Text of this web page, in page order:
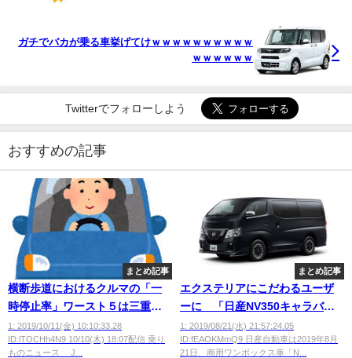
ガチでバカが乗る車挙げてけｗｗｗｗｗｗｗｗｗｗ
ｗｗｗｗｗｗ
Twitterでフォローしよう
おすすめの記事
まとめ記事
横断歩道におけるクルマの「一
時停止率」ワースト５は三重、
青森、京都、富山、東京 JAF全
国調査
1: 2019/10/11(金) 10:10:33.28
ID:lTOCHh4N9 10/10(木) 18:07配信 乗り
ものニュース J...
まとめ記事
エクステリアにこだわるユーザ
ーに 「日産NV350キャラバ
ン」の特別仕様車発売
1: 2019/08/21(水) 21:57:24.05
ID:fEAOKMmQ9 日産自動車は2019年8月
21日、商用ワンボックス車「N...